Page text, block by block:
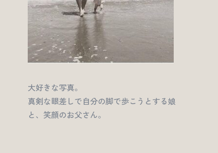
大好きな写真。
真剣な眼差しで自分の脚で歩こうとする娘
と、笑顔のお父さん。